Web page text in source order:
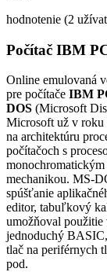
hodnotenie (2
Počítač IBM
Online emulovaná
pre počítače IBM
DOS (Microsoft
Microsoft už v roku
na architektúru
počítačoch s
mechanikou. MS-
spúšťanie
editor, tabuľkový
umožňoval použitie
jednoduchý
tlač na periférnych
pod.